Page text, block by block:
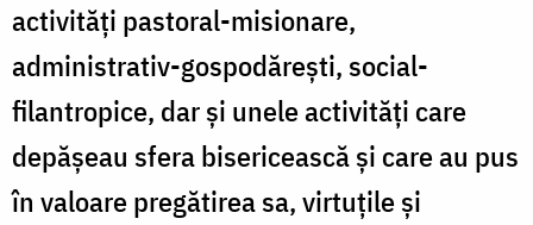
activități pastoral-misionare,
administrativ-gospodărești, social-
filantropice, dar și unele activități care
depășeau sfera bisericească și care au pus
în valoare pregătirea sa, virtuțile și